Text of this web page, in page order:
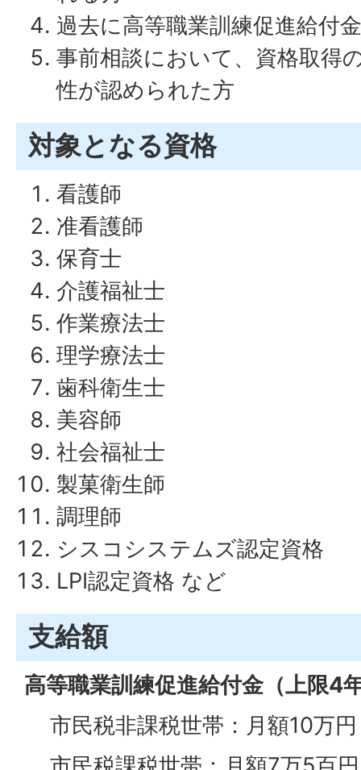
過去に高等職業訓練促進給付
事前相談において、資格取得
性が認められた方
対象となる資格
看護師
准看護師
保育士
介護福祉士
作業療法士
理学療法士
歯科衛生士
美容師
社会福祉士
製菓衛生師
調理師
シスコシステムズ認定資格
LPI認定資格 など
支給額
高等職業訓練促進給付金（上限4
市民税非課税世帯：月額10万円